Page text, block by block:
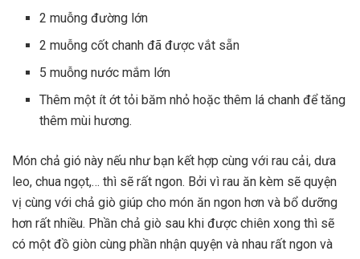
2 muỗng đường lớn
2 muỗng cốt chanh đã được vắt sẵn
5 muỗng nước mắm lớn
Thêm một ít ớt tỏi băm nhỏ hoặc thêm lá chanh để tăng
thêm mùi hương.
Món chả gió này nếu như bạn kết hợp cùng với rau cải, dưa
leo, chua ngọt,… thì sẽ rất ngon. Bởi vì rau ăn kèm sẽ quyện
vị cùng với chả giò giúp cho món ăn ngon hơn và bổ dưỡng
hơn rất nhiều. Phần chả giò sau khi được chiên xong thì sẽ
có một đồ giòn cùng phần nhận quyện và nhau rất ngon và